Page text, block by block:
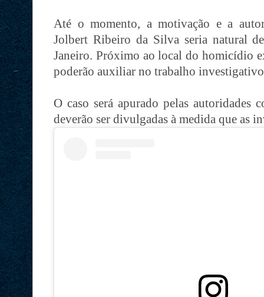
Até o momento, a motivação e a
Jolbert Ribeiro da Silva seria natural
Janeiro. Próximo ao local do homicídio
poderão auxiliar no trabalho
O caso será apurado pelas autoridades
deverão ser divulgadas à medida que as